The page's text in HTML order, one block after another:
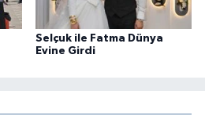
Selçuk ile Fatma Dünya
Evine Girdi